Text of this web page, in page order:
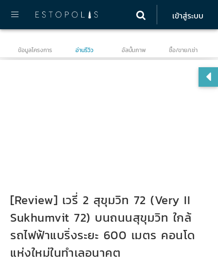
เข้าสู่ระบบ
ข้อมูลโครงการ อ่านรีวิว อัลบั้มภาพ ซื้อ/ขาย/เช่า
เ
[Review] เวรี่ 2 สุขุมวิท 72 (Very II
Sukhumvit 72) บนถนนสุขุมวิท ใกล้
รถไฟฟ้าแบริ่งระยะ 600 เมตร คอนโด
แห่งใหม่ในทำเลอนาคต